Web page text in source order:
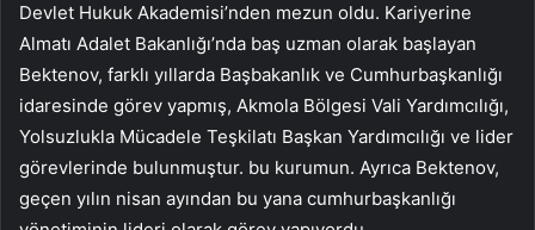
Devlet Hukuk Akademisi’nden mezun oldu. Kariyerine
Almatı Adalet Bakanlığı’nda baş uzman olarak başlayan
Bektenov, farklı yıllarda Başbakanlık ve Cumhurbaşkanlığı
idaresinde görev yapmış, Akmola Bölgesi Vali Yardımcılığı,
Yolsuzlukla Mücadele Teşkilatı Başkan Yardımcılığı ve lider
görevlerinde bulunmuştur. bu kurumun. Ayrıca Bektenov,
geçen yılın nisan ayından bu yana cumhurbaşkanlığı